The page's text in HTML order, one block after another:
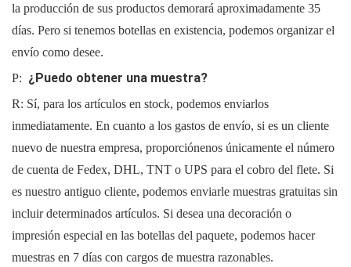
la producción de sus productos demorará aproximadamente 35
días. Pero si tenemos botellas en existencia, podemos organizar el
envío como desee.
P: ¿Puedo obtener una muestra?
R: Sí, para los artículos en stock, podemos enviarlos
inmediatamente. En cuanto a los gastos de envío, si es un cliente
nuevo de nuestra empresa, proporciónenos únicamente el número
de cuenta de Fedex, DHL, TNT o UPS para el cobro del flete. Si
es nuestro antiguo cliente, podemos enviarle muestras gratuitas sin
incluir determinados artículos. Si desea una decoración o
impresión especial en las botellas del paquete, podemos hacer
muestras en 7 días con cargos de muestra razonables.